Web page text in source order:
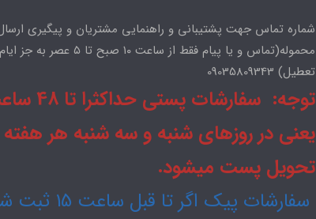
شماره تماس جهت پشتیبانی و راهنمایی مشتریان و پیگیری
محموله(تماس و یا پیام فقط از ساعت ۱۰ صبح تا ۵ عصر به جز ایام
تعطیل) 09035809343
توجه: سفارشات پستی
یعنی در روزهای شنبه و سه شنبه هر هفته
تحویل پست میشود.
سفارشات پیک اگر تا قبل